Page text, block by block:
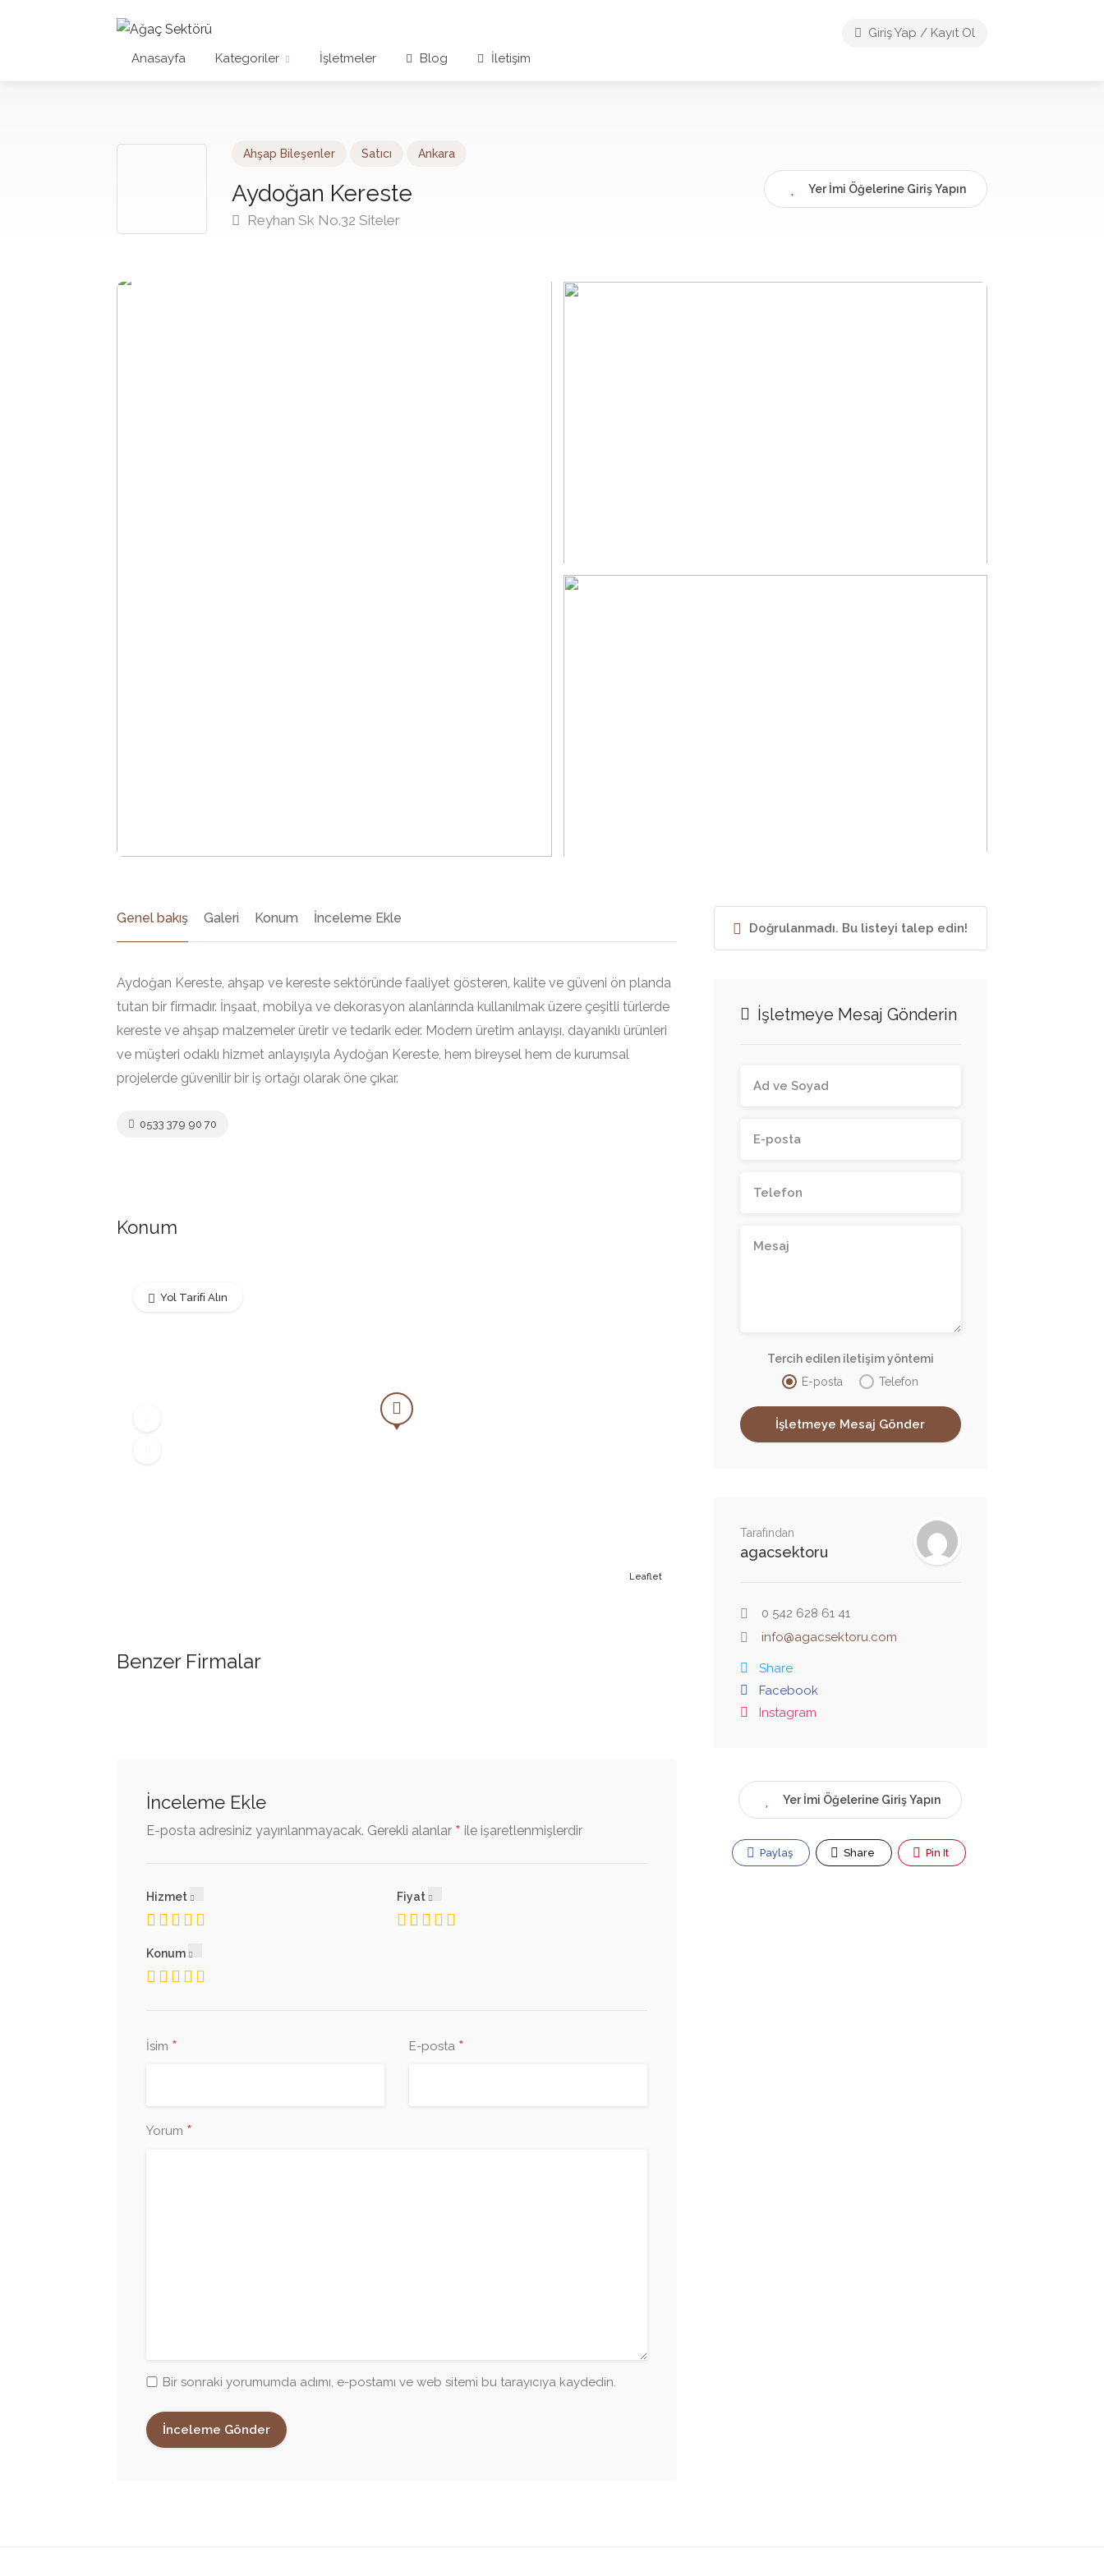
Anasayfa Kategoriler İşletmeler Blog İletişim
Giriş Yap / Kayıt Ol
Ahşap Bileşenler Satıcı Ankara
Aydoğan Kereste
Reyhan Sk No.32 Siteler
Yer İmi Öğelerine Giriş Yapın
Genel bakış Galeri Konum İnceleme Ekle
Aydoğan Kereste, ahşap ve kereste sektöründe faaliyet gösteren, kalite ve güveni ön planda
tutan bir firmadır. İnşaat, mobilya ve dekorasyon alanlarında kullanılmak üzere çeşitli türlerde
kereste ve ahşap malzemeler üretir ve tedarik eder. Modern üretim anlayışı, dayanıklı ürünleri
ve müşteri odaklı hizmet anlayışıyla Aydoğan Kereste, hem bireysel hem de kurumsal
projelerde güvenilir bir iş ortağı olarak öne çıkar.
0533 379 90 70
Konum
Leaflet
Yol Tarifi Alın
Benzer Firmalar
İnceleme Ekle
E-posta adresiniz yayınlanmayacak. Gerekli alanlar * ile işaretlenmişlerdir
Hizmet Fiyat
Konum
İsim * E-posta *
Yorum *
Bir sonraki yorumumda adımı, e-postamı ve web sitemi bu tarayıcıya kaydedin.
Doğrulanmadı. Bu listeyi talep edin!
İşletmeye Mesaj Gönderin
Tercih edilen iletişim yöntemi
E-posta
Telefon
Tarafından
agacsektoru
0 542 628 61 41
info@agacsektoru.com
Share
Facebook
Instagram
Yer İmi Öğelerine Giriş Yapın
Paylaş Share Pin It